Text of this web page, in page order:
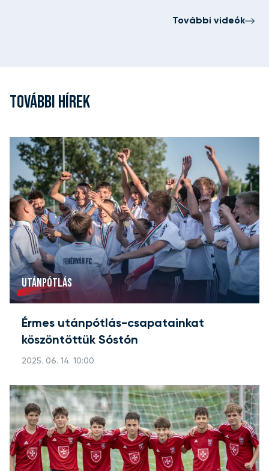
További videók
TOVÁBBI HÍREK
UTÁNPÓTLÁS
Érmes utánpótlás-csapatainkat
köszöntöttük Sóstón
2025. 06. 14. 10:00